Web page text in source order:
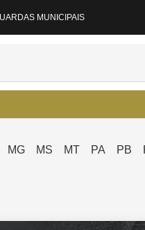
MUNICIPAIS
MG MS MT PA PB